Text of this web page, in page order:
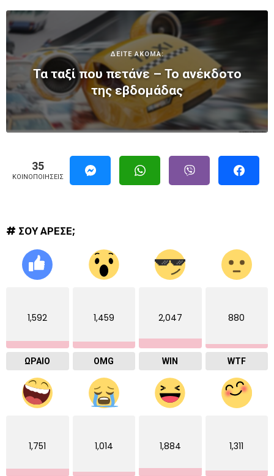
ΔΕΙΤΕ ΑΚΟΜΑ:
Τα ταξί που πετάνε – Το ανέκδοτο
της εβδομάδας
35
ΚΟΙΝΟΠΟΙΉΣΕΙΣ
# ΣΟΥ ΑΡΕΣΕ;
1,592
ΩΡΑΙΟ
1,459
OMG
2,047
WIN
880
WTF
1,751 1,014 1,884 1,311